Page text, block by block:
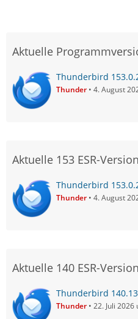
Aktuelle
Thunderbird
Thunder 4. August
Aktuelle 153 ESR-Version
Thunderbird
Thunder 4. August
Aktuelle 140 ESR-Version
Thunderbird
Thunder 22. Juli 2026